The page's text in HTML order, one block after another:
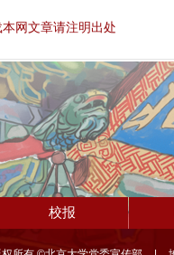
本网文章请注明出处
校报